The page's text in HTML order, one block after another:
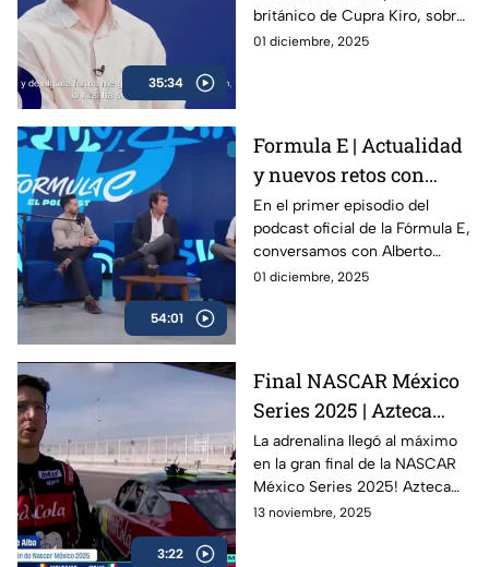
35:34
británico de Cupra Kiro, sobre
su visión de la Fórmula E, los
01 diciembre, 2025
54:01
Formula E | Actualidad
y nuevos retos con
Alberto Longo
En el primer episodio del
podcast oficial de la Fórmula E,
conversamos con Alberto
Longo, cofundador y Chief
viene para el futuro del
automovilismo eléctrico.
01 diciembre, 2025
3:22
Final NASCAR México
Series 2025 | Azteca
Deportes en la pista con
los campeones
La adrenalina llegó al máximo
en la gran final de la NASCAR
México Series 2025! Azteca
Deportes estuvo presente en
13 noviembre, 2025